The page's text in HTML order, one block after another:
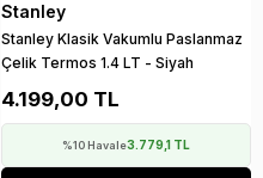
Stanley
Stanley Klasik Vakumlu Paslanmaz
Çelik Termos 1.4 LT - Siyah
4.199,00 TL
%10 Havale3.779,1 TL